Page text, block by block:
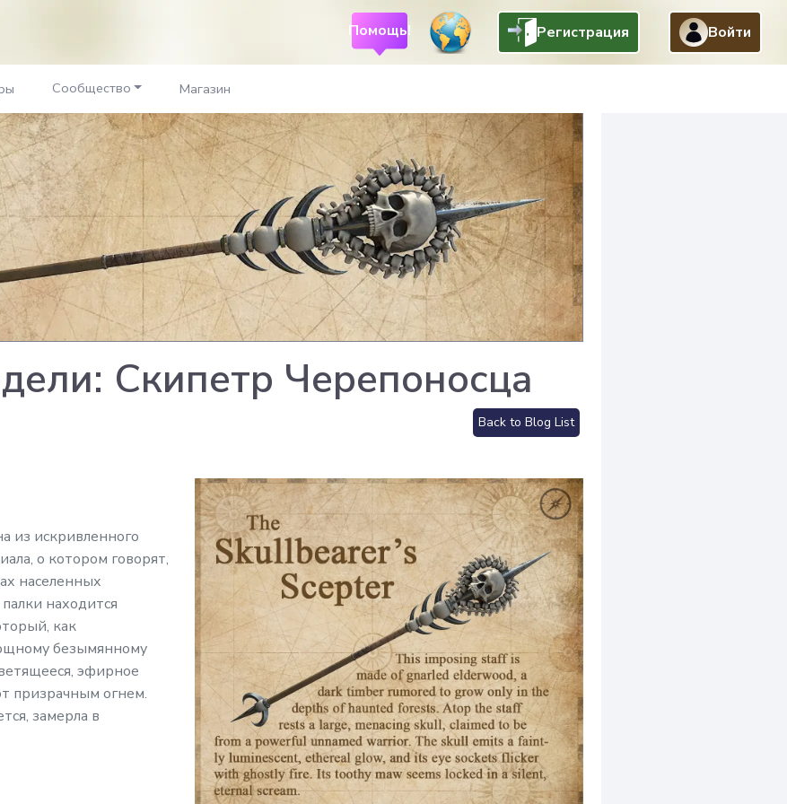
Помощь! Регистрация Войти
Сообщество Магазин
Скипетр Черепоносца
Back to Blog List
из искривленного
о котором говорят,
населенных
находится
как
безымянному
эфирное
призрачным огнем.
замерла в